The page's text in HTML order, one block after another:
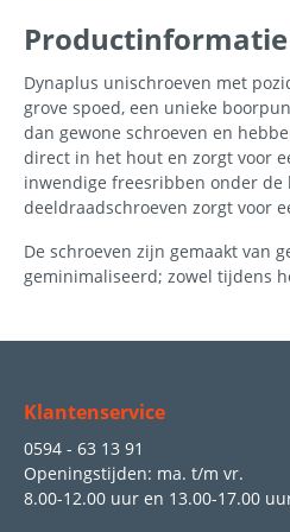
Productinformatie
Dynaplus unischroeven met
grove spoed, een unieke
dan gewone schroeven en
direct in het hout en zorgt voor
inwendige freesribben onder de
deeldraadschroeven zorgt voor
De schroeven zijn gemaakt van
geminimaliseerd; zowel tijdens
Klantenservice
0594 - 63 13 91
Openingstijden: ma. t/m vr.
8.00-12.00 uur en 13.00-17.00